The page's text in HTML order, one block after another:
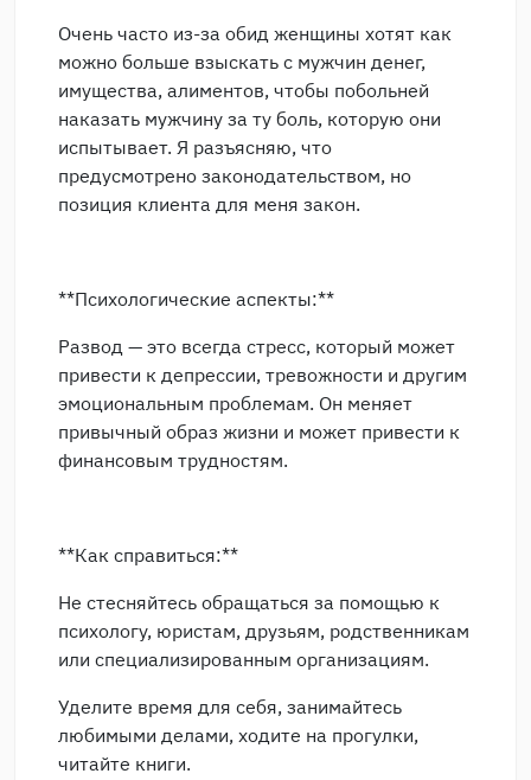
Очень часто из-за обид женщины хотят как
можно больше взыскать с мужчин денег,
имущества, алиментов, чтобы побольней
наказать мужчину за ту боль, которую они
испытывает. Я разъясняю, что
предусмотрено законодательством, но
позиция клиента для меня закон.
**Психологические аспекты:**
Развод — это всегда стресс, который может
привести к депрессии, тревожности и другим
эмоциональным проблемам. Он меняет
привычный образ жизни и может привести к
финансовым трудностям.
**Как справиться:**
Не стесняйтесь обращаться за помощью к
психологу, юристам, друзьям, родственникам
или специализированным организациям.
Уделите время для себя, занимайтесь
любимыми делами, ходите на прогулки,
читайте книги.